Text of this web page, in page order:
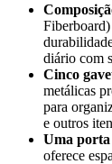
diário com
Cinco
metálicas
para
e outros
Uma
oferece